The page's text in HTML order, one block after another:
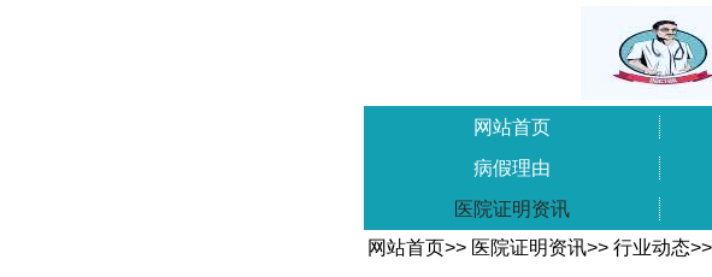
网站首页
病假理由
医院证明资讯
网站首页>> 医院证明资讯>> 行业动态>>